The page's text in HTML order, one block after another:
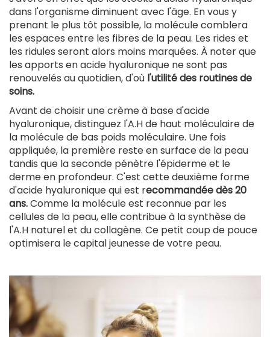
dans l'organisme diminuent avec l'âge. En vous y
prenant le plus tôt possible, la molécule comblera
les espaces entre les fibres de la peau. Les rides et
les ridules seront alors moins marquées. À noter que
les apports en acide hyaluronique ne sont pas
renouvelés au quotidien, d'où l'utilité des routines de
soins.
Avant de choisir une crème à base d'acide
hyaluronique, distinguez l'A.H de haut moléculaire de
la molécule de bas poids moléculaire. Une fois
appliquée, la première reste en surface de la peau
tandis que la seconde pénètre l'épiderme et le
derme en profondeur. C'est cette deuxième forme
d'acide hyaluronique qui est recommandée dès 20
ans.Comme la molécule est reconnue par les
cellules de la peau, elle contribue à la synthèse de
l'A.H naturel et du collagène. Ce petit coup de pouce
optimisera le capital jeunesse de votre peau.